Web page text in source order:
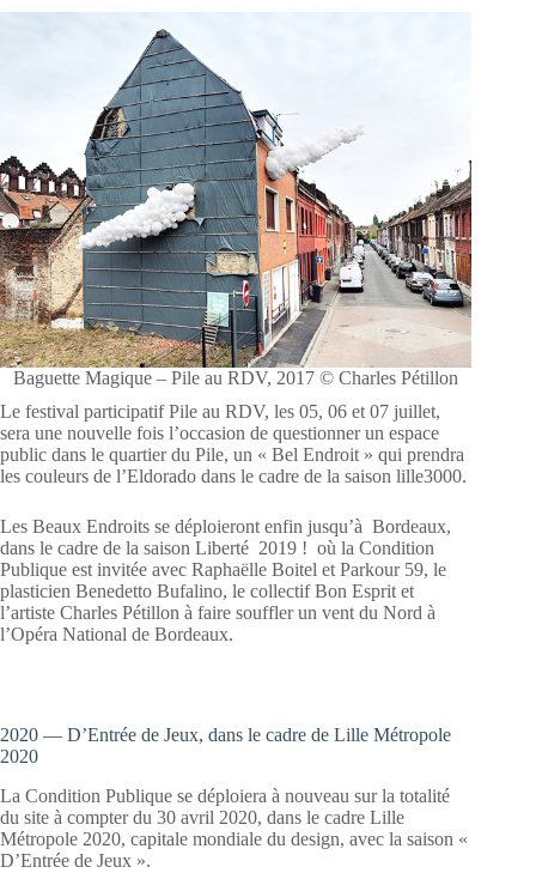
Baguette Magique – Pile au RDV, 2017 © Charles Pétillon
Le festival participatif Pile au RDV, les 05, 06 et 07 juillet,
sera une nouvelle fois l’occasion de questionner un espace
public dans le quartier du Pile, un « Bel Endroit » qui prendra
les couleurs de l’Eldorado dans le cadre de la saison lille3000.
Les Beaux Endroits se déploieront enfin jusqu’à Bordeaux,
dans le cadre de la saison Liberté 2019 ! où la Condition
Publique est invitée avec Raphaëlle Boitel et Parkour 59, le
plasticien Benedetto Bufalino, le collectif Bon Esprit et
l’artiste Charles Pétillon à faire souffler un vent du Nord à
l’Opéra National de Bordeaux.
2020 — D’Entrée de Jeux, dans le cadre de Lille Métropole
2020
La Condition Publique se déploiera à nouveau sur la totalité
du site à compter du 30 avril 2020, dans le cadre Lille
Métropole 2020, capitale mondiale du design, avec la saison «
D’Entrée de Jeux ».